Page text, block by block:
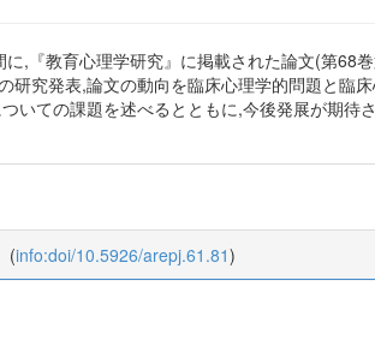
,『教育心理学研究』に掲載された論文(第
研究発表,論文の動向を臨床心理学的問題と臨
いての課題を述べるとともに,今後発展が期待
(info:doi/10.5926/arepj.61.81)